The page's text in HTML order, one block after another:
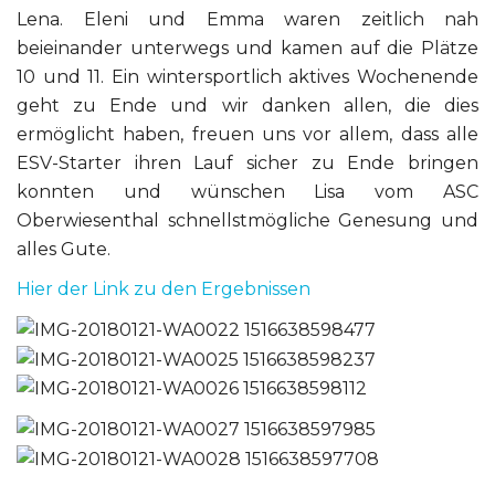
Lena. Eleni und Emma waren zeitlich nah
beieinander unterwegs und kamen auf die Plätze
10 und 11. Ein wintersportlich aktives Wochenende
geht zu Ende und wir danken allen, die dies
ermöglicht haben, freuen uns vor allem, dass alle
ESV-Starter ihren Lauf sicher zu Ende bringen
konnten und wünschen Lisa vom ASC
Oberwiesenthal schnellstmögliche Genesung und
alles Gute.
Hier der Link zu den Ergebnissen